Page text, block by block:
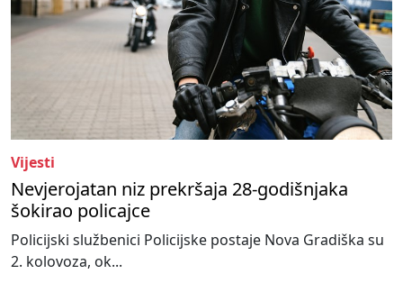
Vijesti
Nevjerojatan niz prekršaja 28-godišnjaka
šokirao policajce
Policijski službenici Policijske postaje Nova Gradiška su
2. kolovoza, ok...